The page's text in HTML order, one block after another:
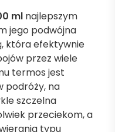
ml najlepszym
jego podwójna
która efektywnie
przez wiele
termos jest
podróży, na
szczelna
przeciekom, a
typu